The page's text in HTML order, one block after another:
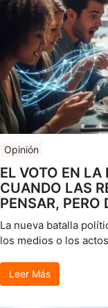
Opinión
EL VOTO EN LA
CUANDO LAS
PENSAR, PERO
La nueva batalla
los medios o los
Leer Más